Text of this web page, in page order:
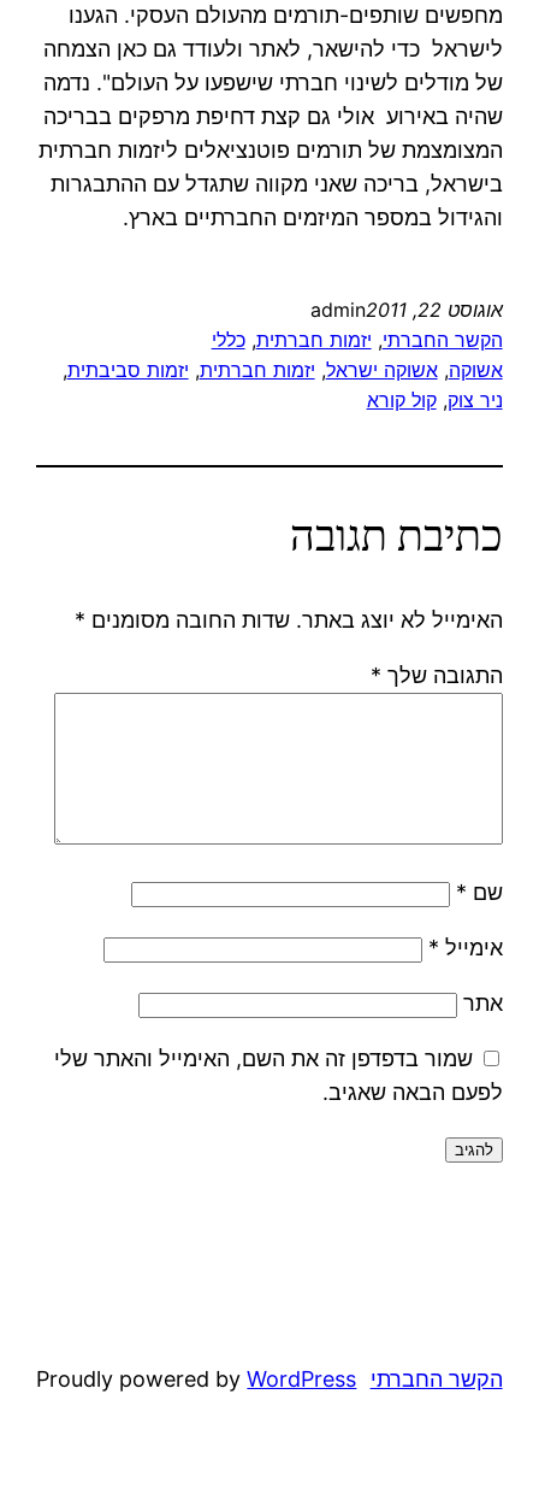
מחפשים שותפים-תורמים מהעולם העסקי. הגענו
לישראל כדי להישאר, לאתר ולעודד גם כאן הצמחה
של מודלים לשינוי חברתי שישפעו על העולם". נדמה
שהיה באירוע אולי גם קצת דחיפת מרפקים בבריכה
המצומצמת של תורמים פוטנציאלים ליזמות חברתית
בישראל, בריכה שאני מקווה שתגדל עם ההתבגרות
והגידול במספר המיזמים החברתיים בארץ.
אוגוסט 22, 2011
admin
הקשר החברתי, יזמות חברתית, כללי
אשוקה, אשוקה ישראל, יזמות חברתית, יזמות סביבתית,
ניר צוק, קול קורא
כתיבת תגובה
האימייל לא יוצג באתר. שדות החובה מסומנים *
התגובה שלך *
שם *
אימייל *
אתר
שמור בדפדפן זה את השם, האימייל והאתר שלי
לפעם הבאה שאגיב.
הקשר החברתי Proudly powered byWordPress